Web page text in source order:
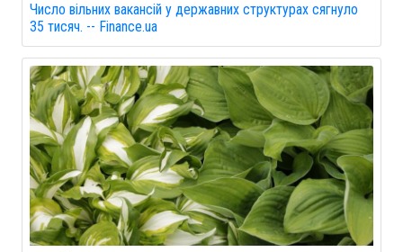
Число вільних вакансій у державних структурах сягнуло
35 тисяч. -- Finance.ua